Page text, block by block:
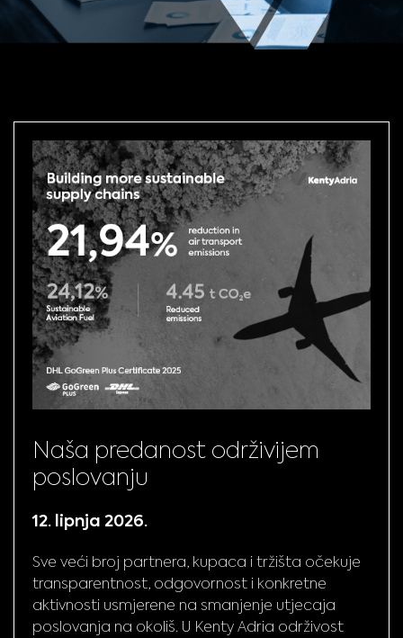
Naša predanost održivijem
poslovanju
12. lipnja 2026.
Sve veći broj partnera, kupaca i tržišta očekuje
transparentnost, odgovornost i konkretne
aktivnosti usmjerene na smanjenje utjecaja
poslovanja na okoliš. U Kenty Adria održivost